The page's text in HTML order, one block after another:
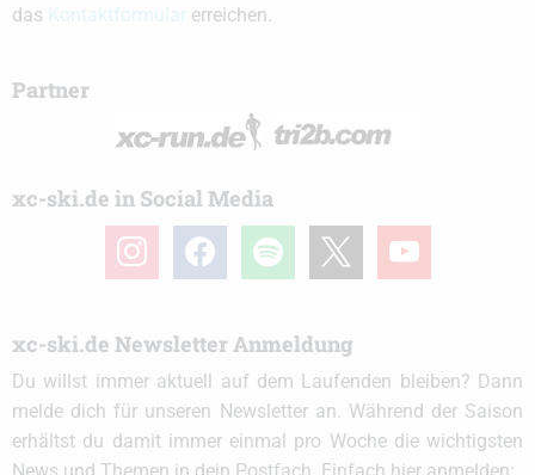
das
erreichen.
Partner
xc-ski.de in Social Media
instagramfacebook spotify youtube
xc-ski.de Newsletter Anmeldung
Du willst immer aktuell auf dem Laufenden bleiben? Dann
melde dich für unseren Newsletter an. Während der Saison
erhältst du damit immer einmal pro Woche die wichtigsten